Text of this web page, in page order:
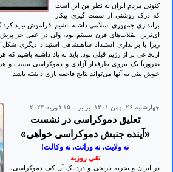
کنونی مردم ایران به نظر من این است
که درک روشنی از سمت گیری پیکار
ای‌ترین انقلاب‌های قرن بیستم بود، ولی در عمل جز پرش
زیرا با براندازی استبداد شاهنشاهی استبداد دیگری
ارتجاعی تر از رژیم قبلی بود. باید به یاد داشته باشیم
ضرورتاً یک نیروی طرفدار آزادی و دموکراسی نیست و هر
خوش بینی به آنها می‌تواند نتایج فاجعه باری داشته باشد.
چهارشنبه ۲۶ بهمن ۱۴۰۱ برابر با ۱۵ فوريه ۲۰۲۳
تعلیق دموکراسی در نشست
«آینده جنبش دموکراسی خواهی»
نه ولایت، نه وراثت، نه وکالت!
تقی روزبه
در ایران و تجربه تاریخی و دردناک آن کف دموکراسی،